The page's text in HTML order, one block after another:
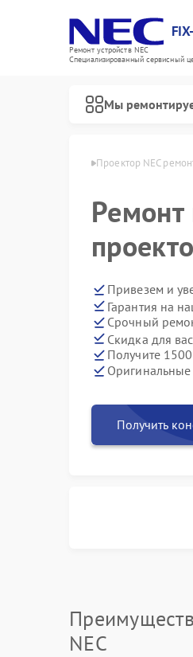
Ремонт устройств NEC
Специализированный cервисный
Мы
NEC в Волгограде Проектор NEC
Ремонт
Привезем и
Гарантия на
Срочный
Скидка для
Получите
Получить
NEC